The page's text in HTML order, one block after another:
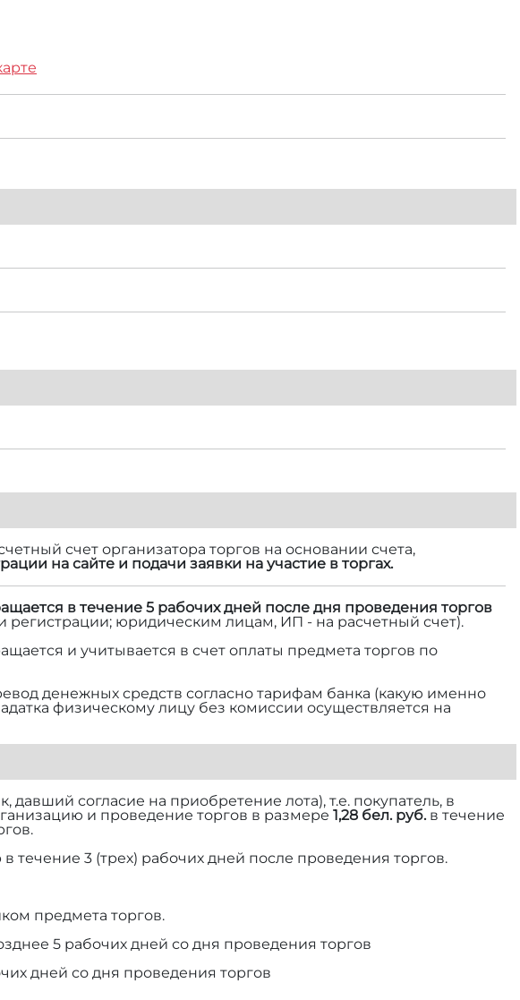
счет организатора торгов на основании счета,
на сайте и подачи заявки на участие в торгах.
в течение 5 рабочих дней после дня проведения торгов
регистрации; юридическим лицам, ИП - на расчетный счет).
и учитывается в счет оплаты предмета торгов по
денежных средств согласно тарифам банка (какую именно
физическому лицу без комиссии осуществляется на
согласие на приобретение лота), т.е. покупатель, в
и проведение торгов в размере 1,28 бел. руб.в течение
течение 3 (трех) рабочих дней после проведения торгов.
предмета торгов.
5 рабочих дней со дня проведения торгов
дней со дня проведения торгов